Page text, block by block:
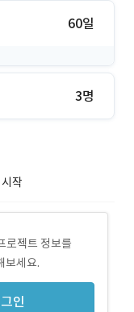
60일
3명
작
로젝트 정보를
보세요.
인